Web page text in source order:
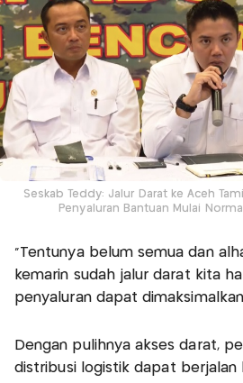
Seskab Teddy: Jalur Darat ke Aceh
Penyaluran Bantuan Mulai
“Tentunya belum semua dan
kemarin sudah jalur darat kita
penyaluran dapat
Dengan pulihnya akses darat,
distribusi logistik dapat berjalan